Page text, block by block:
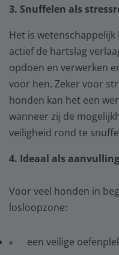
3. Snuffelen als
Het is
actief de hartslag
opdoen en verwerken
voor hen. Zeker voor
honden kan het een
wanneer zij de
veiligheid rond te
4. Ideaal als
Voor veel honden in
losloopzone:
een veilige